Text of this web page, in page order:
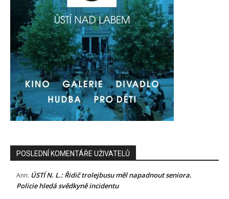
POSLEDNÍ KOMENTÁŘE UŽIVATELŮ
Ann: ÚSTÍ N. L.: Řidič trolejbusu měl napadnout seniora.
Policie hledá svědkyně incidentu